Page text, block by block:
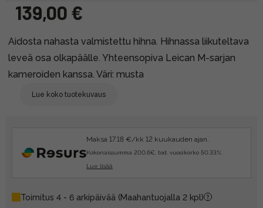
139,00 €
Aidosta nahasta valmistettu hihna. Hihnassa liikuteltava
leveä osa olkapäälle. Yhteensopiva Leican M-sarjan
kameroiden kanssa. Väri: musta
Lue koko tuotekuvaus
Maksa 17.18 €/kk 12 kuukauden ajan.
Kokonaissumma 200.6€, tod. vuosikorko 50.33%.
Lue lisää
Toimitus 4 - 6 arkipäivää (Maahantuojalla 2 kpl)